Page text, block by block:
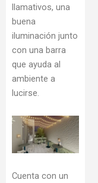
llamativos, una
buena
iluminación junto
con una barra
que ayuda al
ambiente a
lucirse.
Cuenta con un